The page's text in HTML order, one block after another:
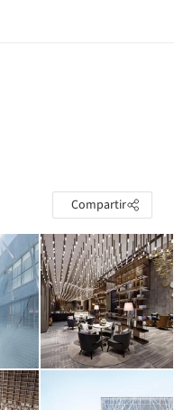
Compartir